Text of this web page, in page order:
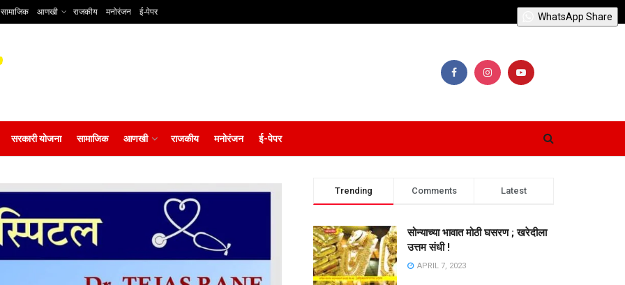
सामाजिक आणखी राजकीय मनोरंजन ई-पेपर
सरकारी योजना सामाजिक आणखी राजकीय मनोरंजन ई-पेपर
Trending Comments Latest
सोन्याच्या भावात मोठी घसरण ; खरेदीला
उत्तम संधी !
APRIL 7, 2023
WhatsApp Share